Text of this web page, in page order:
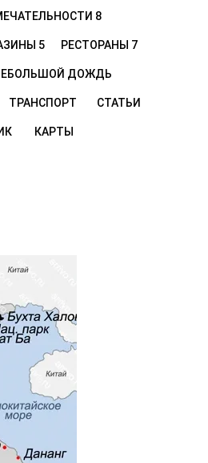
8
5 РЕСТОРАНЫ 7
ДОЖДЬ
ТРАНСПОРТ СТАТЬИ
КАРТЫ